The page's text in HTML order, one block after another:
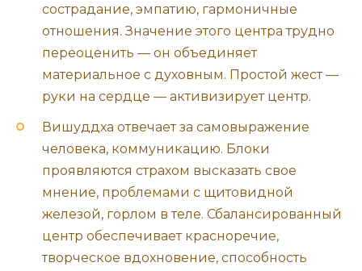
сострадание, эмпатию, гармоничные
отношения. Значение этого центра трудно
переоценить — он объединяет
материальное с духовным. Простой жест —
руки на сердце — активизирует центр.
Вишуддха отвечает за самовыражение
человека, коммуникацию. Блоки
проявляются страхом высказать свое
мнение, проблемами с щитовидной
железой, горлом в теле. Сбалансированный
центр обеспечивает красноречие,
творческое вдохновение, способность